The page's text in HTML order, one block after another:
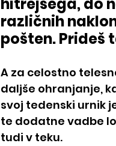
različnih
pošten. Prideš
A za celostno
daljše ohranjanje,
svoj tedenski urnik
te dodatne vadbe
tudi v teku.